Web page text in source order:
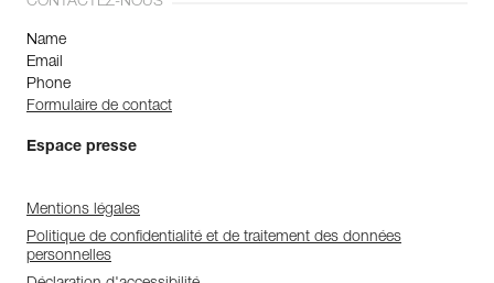
Name
Email
Phone
Formulaire de contact
Espace presse
Mentions légales
Politique de confidentialité et de traitement des données
personnelles